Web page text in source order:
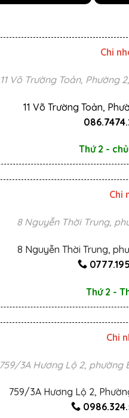
Chi
11 Võ Trường Toản, Phường
11 Võ Trường Toản,
Thứ 2 -
Chi
8 Nguyễn Thời Trung,
8 Nguyễn Thời Trung,
Thứ 2 -
Chi
759/3A Hương Lộ 2, phường
759/3A Hương Lộ 2,